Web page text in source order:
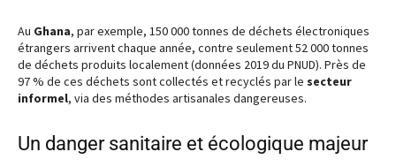
Au Ghana, par exemple, 150 000 tonnes de déchets électroniques
étrangers arrivent chaque année, contre seulement 52 000 tonnes
de déchets produits localement (données 2019 du PNUD). Près de
97 % de ces déchets sont collectés et recyclés par le secteur
informel, via des méthodes artisanales dangereuses.
Un danger sanitaire et écologique majeur